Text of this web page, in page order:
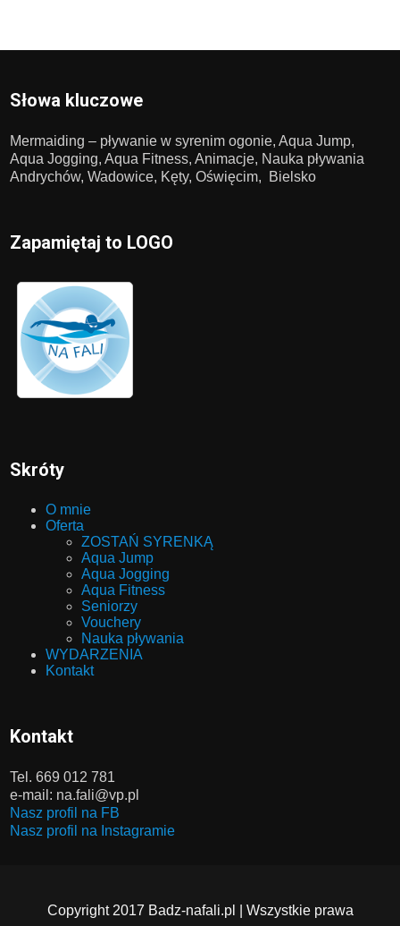
Słowa kluczowe
Mermaiding – pływanie w syrenim ogonie, Aqua Jump,
Aqua Jogging, Aqua Fitness, Animacje, Nauka pływania
Andrychów, Wadowice, Kęty, Oświęcim, Bielsko
Zapamiętaj to LOGO
Skróty
O mnie
Oferta
ZOSTAŃ SYRENKĄ
Aqua Jump
Aqua Jogging
Aqua Fitness
Seniorzy
Vouchery
Nauka pływania
WYDARZENIA
Kontakt
Kontakt
Tel. 669 012 781
e-mail: na.fali@vp.pl
Nasz profil na FB
Nasz profil na Instagramie
Copyright 2017 Badz-nafali.pl | Wszystkie prawa